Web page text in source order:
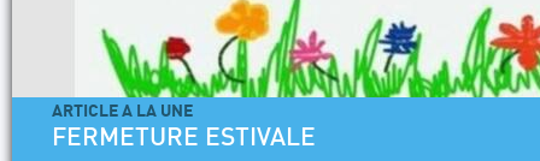
ARTICLE A LA UNE
FERMETURE ESTIVALE